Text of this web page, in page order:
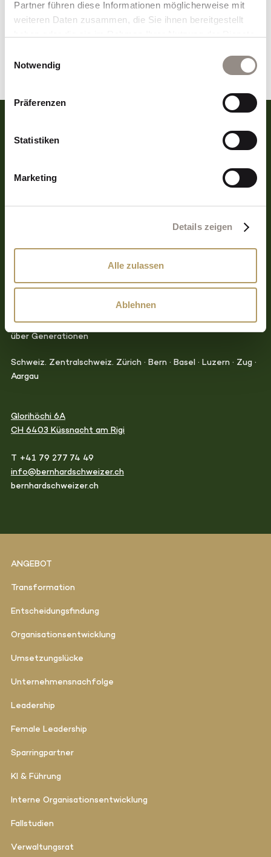
Partner führen diese Informationen möglicherweise mit
weiteren Daten zusammen, die Sie ihnen bereitgestellt
Notwendig
Präferenzen
Statistiken
Marketing
Details zeigen
Alle zulassen
Ablehnen
Entscheidungen, die tragen.
Entscheidungsreife · Organisationsentwicklung · Nachfolge
über Generationen
Schweiz. Zentralschweiz. Zürich · Bern · Basel · Luzern · Zug ·
Aargau
Glorihöchi 6A
CH 6403 Küssnacht am Rigi
T +41 79 277 74 49
info@bernhardschweizer.ch
bernhardschweizer.ch
ANGEBOT
Transformation
Entscheidungsfindung
Organisationsentwicklung
Umsetzungslücke
Unternehmensnachfolge
Leadership
Female Leadership
Sparringpartner
KI & Führung
Interne Organisationsentwicklung
Fallstudien
Verwaltungsrat